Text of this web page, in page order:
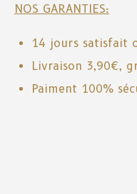
NOS GARANTIES:
14 jours satisfait
Livraison 3,90€,
Paiment 100%